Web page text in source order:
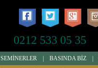
0212 533 05 35
BASINDA BİZ
SEMİNERLER